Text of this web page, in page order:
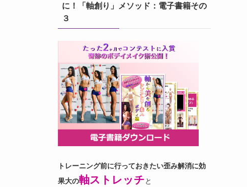
に！「軸創り」メソッド：電子書籍その
３
トレーニング前に行っておきたい歪み解消に効
果大の軸ストレッチと